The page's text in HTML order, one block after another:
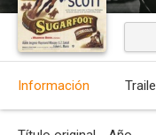
Información